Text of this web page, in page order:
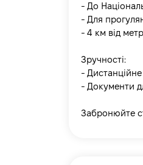
- До
- Для
- 4 км від
Зручності:
-
- Документи
Забронюйте